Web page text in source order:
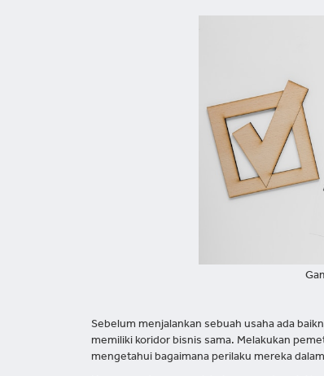
Sebelum menjalankan sebuah usaha ada
memiliki koridor bisnis sama. Melakukan
mengetahui bagaimana perilaku mereka